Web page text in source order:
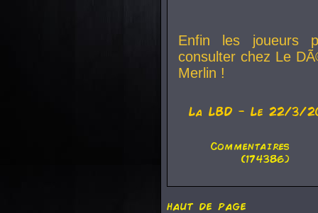
Enfin les joueurs
consulter chez Le
Merlin !
La LBD - Le 22/3/
Commentaires
(174386)
haut de page